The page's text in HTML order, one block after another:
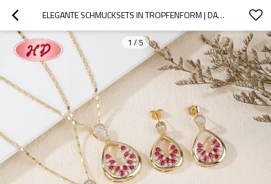
ELEGANTE SCHMUCKSETS IN TROPFENFORM | DAMENSCHMUCK-GROSSHANDEL | GESCHENKSETS FÜR FESTE UND PARTYS | BRAUTSCHMUCKSETS
1 / 5